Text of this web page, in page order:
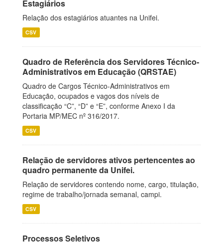
Estagiários
Relação dos estagiários atuantes na Unifei.
CSV
Quadro de Referência dos Servidores Técnico-
Administrativos em Educação (QRSTAE)
Quadro de Cargos Técnico-Administrativos em
Educação, ocupados e vagos dos níveis de
classificação “C”, “D” e “E”, conforme Anexo I da
Portaria MP/MEC nº 316/2017.
CSV
Relação de servidores ativos pertencentes ao
quadro permanente da Unifei.
Relação de servidores contendo nome, cargo, titulação,
regime de trabalho/jornada semanal, campi.
CSV
Processos Seletivos